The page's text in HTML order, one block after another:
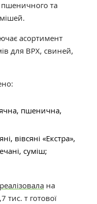
пшеничного та
асортимент
для ВРХ, свиней,
пшенична,
вівсяні «Екстра»,
суміш;
реалізовала на
тис. т готової